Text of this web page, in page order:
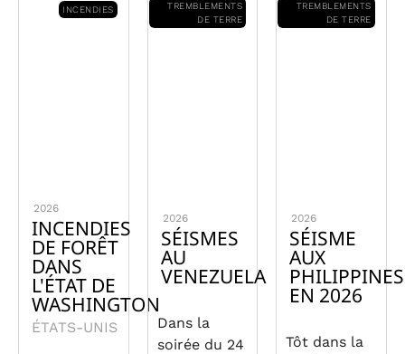
INCENDIES
2026
INCENDIES
DE FORÊT
DANS
L'ÉTAT DE
WASHINGTON
ÉTATS-UNIS
TREMBLEMENTS
DE TERRE
2026
SÉISMES
AU
VENEZUELA
Dans la
soirée du 24
TREMBLEMENTS
DE TERRE
2026
SÉISME
AUX
PHILIPPINES
EN 2026
Tôt dans la